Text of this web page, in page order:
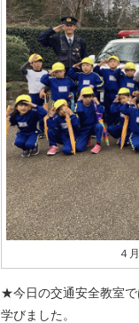
４
★今日の交通安全教室
学びました。